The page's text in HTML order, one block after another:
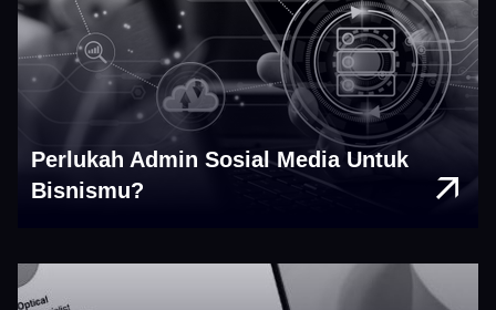
Perlukah Admin Sosial Media Untuk
Bisnismu?